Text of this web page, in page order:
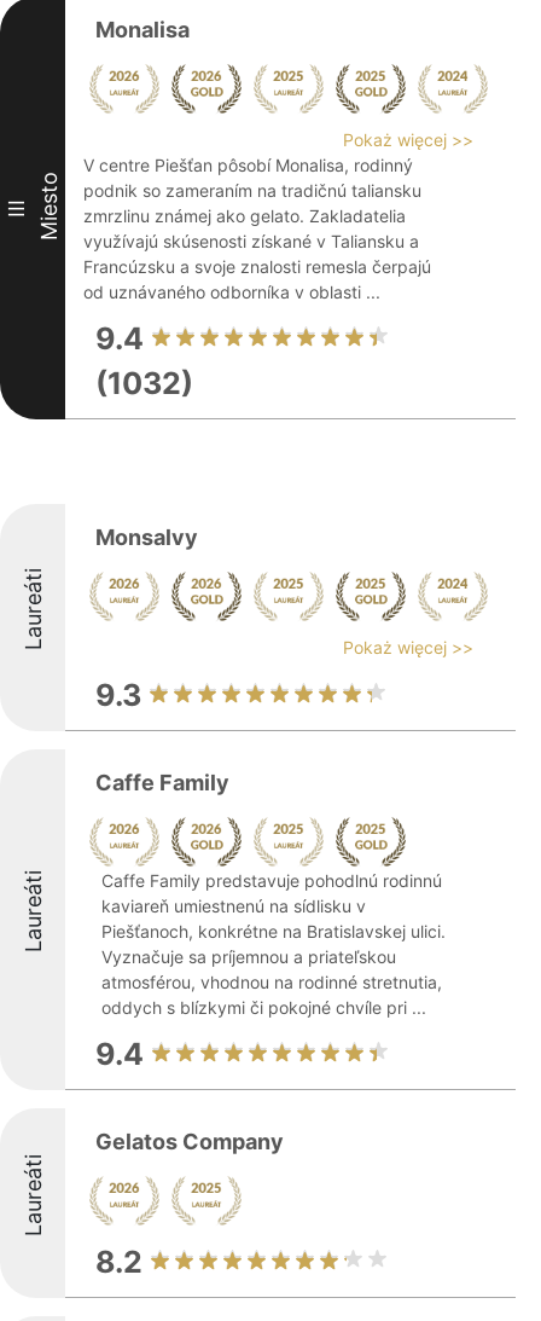
III Miesto
Monalisa
Pokaż więcej >>
V centre Piešťan pôsobí Monalisa, rodinný
podnik so zameraním na tradičnú taliansku
zmrzlinu známej ako gelato. Zakladatelia
využívajú skúsenosti získané v Taliansku a
Francúzsku a svoje znalosti remesla čerpajú
od uznávaného odborníka v oblasti ...
9.4
(1032)
Laureáti
Monsalvy
Pokaż więcej >>
9.3
Laureáti
Caffe Family
Caffe Family predstavuje pohodlnú rodinnú
kaviareň umiestnenú na sídlisku v
Piešťanoch, konkrétne na Bratislavskej ulici.
Vyznačuje sa príjemnou a priateľskou
atmosférou, vhodnou na rodinné stretnutia,
oddych s blízkymi či pokojné chvíle pri ...
9.4
Laureáti
Gelatos Company
8.2